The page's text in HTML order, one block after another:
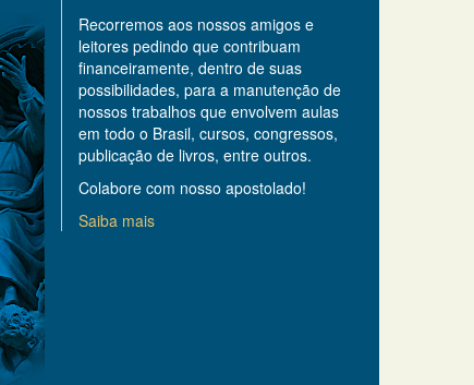
Recorremos aos nossos amigos e
leitores pedindo que contribuam
financeiramente, dentro de suas
possibilidades, para a manutenção de
nossos trabalhos que envolvem aulas
em todo o Brasil, cursos, congressos,
publicação de livros, entre outros.
Colabore com nosso apostolado!
Saiba mais